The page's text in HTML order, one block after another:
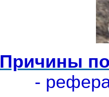
Причины
-